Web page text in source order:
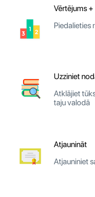
Vērtējums
Piedalieties
Uzziniet
Atklājiet
taju valodā
Atjaunināt
Atjauniniet